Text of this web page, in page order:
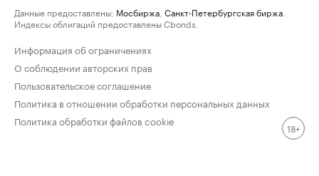
Данные предоставлены: Мосбиржа Санкт-Петербургская биржа
Индексы облигаций предоставлены Cbonds.
Информация об ограничениях
О соблюдении авторских прав
Пользовательское соглашение
Политика в отношении обработки персональных данных
Политика обработки файлов cookie
18+